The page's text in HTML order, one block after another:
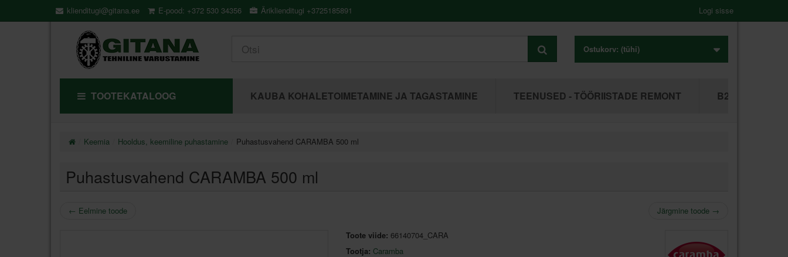
klienditugi@gitana.ee E-pood: +372 530 34356 Äriklienditugi +3725185891 Logi sisse
Ostukorv: (tühi)
TOOTEKATALOOG KAUBA KOHALETOIMETAMINE JA TAGASTAMINE TEENUSED - TÖÖRIISTADE REMONT B2B
Keemia Hooldus, keemiline puhastamine Puhastusvahend CARAMBA 500 ml
Puhastusvahend CARAMBA 500 ml
← Eelmine toode Järgmine toode →
Toote viide: 66140704_CARA
Tootja: Caramba